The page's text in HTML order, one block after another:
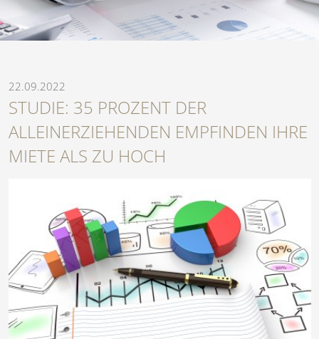
22.09.2022
STUDIE: 35 PROZENT DER
ALLEINERZIEHENDEN EMPFINDEN IHRE
MIETE ALS ZU HOCH